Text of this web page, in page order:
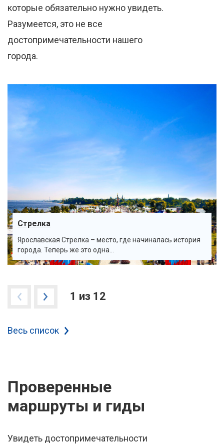
которые обязательно нужно увидеть.
Разумеется, это не все
достопримечательности нашего
города.
Стрелка
Ярославская Стрелка – место, где начиналась история
города. Теперь же это одна...
1 из 12
Весь список
Проверенные
маршруты и гиды
Увидеть достопримечательности